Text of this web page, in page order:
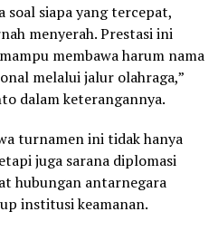
soal siapa yang tercepat,
menyerah. Prestasi ini
membawa harum nama
melalui jalur olahraga,”
dalam keterangannya.
turnamen ini tidak hanya
juga sarana diplomasi
hubungan antarnegara
institusi keamanan.